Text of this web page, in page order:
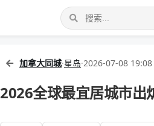
加拿大同城·星岛·2026-07-08 19:08
2026全球最宜居城市出